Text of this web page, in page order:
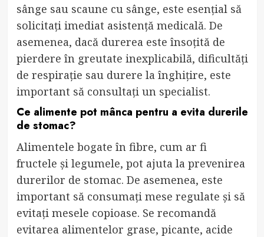
sânge sau scaune cu sânge, este esențial să
solicitați imediat asistență medicală. De
asemenea, dacă durerea este însoțită de
pierdere în greutate inexplicabilă, dificultăți
de respirație sau durere la înghițire, este
important să consultați un specialist.
Ce alimente pot mânca pentru a evita durerile
de stomac?
Alimentele bogate în fibre, cum ar fi
fructele și legumele, pot ajuta la prevenirea
durerilor de stomac. De asemenea, este
important să consumați mese regulate și să
evitați mesele copioase. Se recomandă
evitarea alimentelor grase, picante, acide